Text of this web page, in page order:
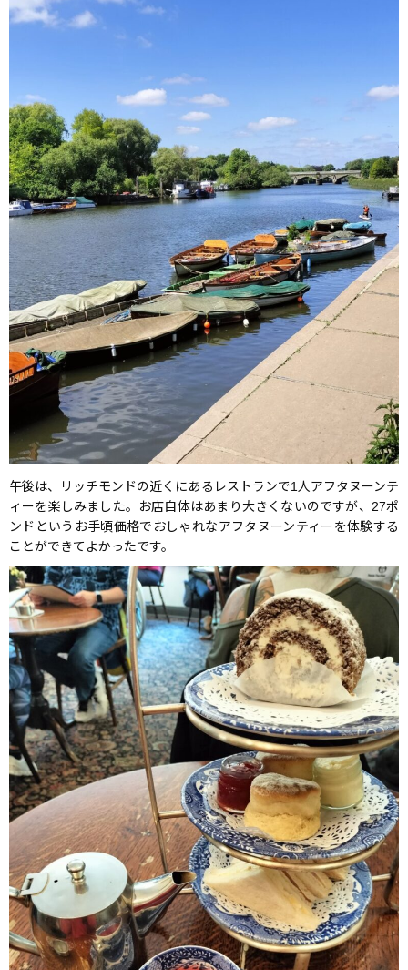
午後は、リッチモンドの近くにあるレストランで1人アフタヌーンテ
ィーを楽しみました。お店自体はあまり大きくないのですが、27ポ
ンドというお手頃価格でおしゃれなアフタヌーンティーを体験する
ことができてよかったです。